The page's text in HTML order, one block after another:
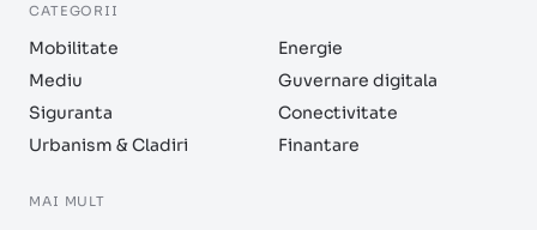
CATEGORII
Mobilitate
Energie
Mediu
Guvernare digitala
Siguranta
Conectivitate
Urbanism & Cladiri
Finantare
MAI MULT